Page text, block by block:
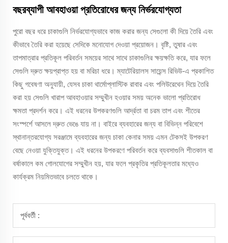
বছরব্যাপী আবহাওয়া প্রতিরোধের জন্য নির্ভরযোগ্যতা
পুরো বছর ধরে চাকাগুলি নির্ভরযোগ্যভাবে কাজ করার জন্য সেগুলো কী দিয়ে তৈরি এবং
কীভাবে তৈরি করা হয়েছে সেদিকে মনোযোগ দেওয়া প্রয়োজন। বৃষ্টি, তুষার এবং
তাপমাত্রার প্রতিকূল পরিবর্তন সময়ের সাথে সাথে চাকাগুলির ক্ষয়ক্ষতি করে, যার ফলে
সেগুলি দ্রুত ক্ষয়প্রাপ্ত হয় বা মরিচা ধরে। ম্যাটেরিয়ালস সায়েন্স রিভিউ-এ প্রকাশিত
কিছু গবেষণা অনুযায়ী, যেসব চাকা থার্মোপ্লাস্টিক রাবার এবং পলিউরেথেন দিয়ে তৈরি
করা হয় সেগুলি খারাপ আবহাওয়ার সম্মুখীন হওয়ার সময় অনেক ভালো প্রতিরোধ
ক্ষমতা প্রদর্শন করে। এই ধরনের উপকরণগুলি আর্দ্রতা বা চরম তাপ এবং শীতের
সংস্পর্শে আসলে দ্রুত ভেঙে যায় না। বাইরে ব্যবহারের জন্য বা বিভিন্ন পরিবেশে
স্থানান্তরযোগ্য সরঞ্জামে ব্যবহারের জন্য চাকা কেনার সময় এমন টেকসই উপকরণ
বেছে নেওয়া যুক্তিযুক্ত। এই ধরনের উপকরণে পরিবর্তন করে ব্যবসাগুলি শীতকাল বা
বর্ষাকালে কম গোলযোগের সম্মুখীন হয়, যার ফলে প্রকৃতির প্রতিকূলতার মধ্যেও
কার্যক্রম নিয়মিতভাবে চলতে থাকে।
পূর্ববর্তী :